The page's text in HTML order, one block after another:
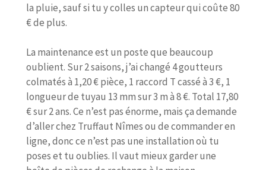
la pluie, sauf si tu y colles un capteur qui coûte 80
€ de plus.
La maintenance est un poste que beaucoup
oublient. Sur 2 saisons, j’ai changé 4 goutteurs
colmatés à 1,20 € pièce, 1 raccord T cassé à 3 €, 1
longueur de tuyau 13 mm sur 3 m à 8 €. Total 17,80
€ sur 2 ans. Ce n’est pas énorme, mais ça demande
d’aller chez Truffaut Nîmes ou de commander en
ligne, donc ce n’est pas une installation où tu
poses et tu oublies. Il vaut mieux garder une